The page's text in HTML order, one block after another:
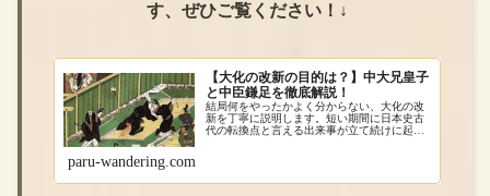
す、ぜひご覧ください！↓
【大化の改新の目的は？】中大兄皇子
と中臣鎌足を徹底解説！
結局何をやったかよく分からない、大化の改
新を丁寧に説明します。短い期間に日本史古
代の転換点と言える出来事が立て続けに起き
paru-wandering.com